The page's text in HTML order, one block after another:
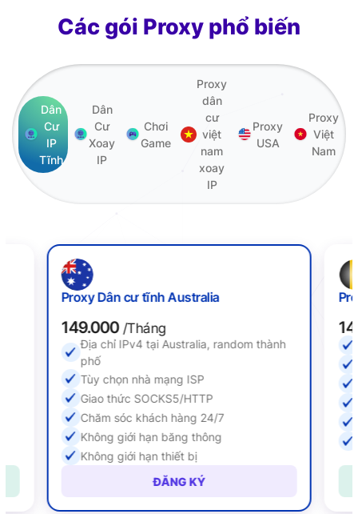
Các gói Proxy phổ biến
Dân
Cư
IP
Tĩnh
Dân
Cư
Xoay
IP
Chơi
Game
Proxy
dân
cư
việt
nam
xoay
IP
Proxy
USA
Proxy
Việt
Nam
Proxy Dân cư tĩnh Australia
149.000/Tháng
Địa chỉ IPv4 tại Australia, random thành
phố
Tùy chọn nhà mạng ISP
Giao thức SOCKS5/HTTP
Chăm sóc khách hàng 24/7
Không giới hạn băng thông
Không giới hạn thiết bị
ĐĂNG KÝ